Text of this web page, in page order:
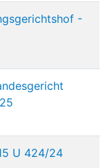
-
U 424/24